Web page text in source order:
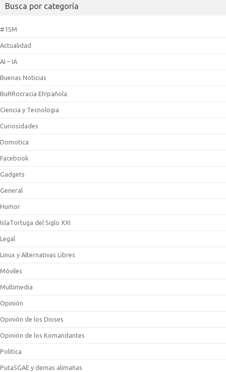
Busca por categoría
#15M
Actualidad
AI – IA
Buenas Noticias
BuRRocracia Eh!pañola
Ciencia y Tecnologia
Curiosidades
Domotica
Facebook
Gadgets
General
Humor
IslaTortuga del Siglo XXI
Legal
Linux y Alternativas Libres
Móviles
Multimedia
Opinión
Opinión de los Dioses
Opinión de los Komandantes
Politica
PutaSGAE y demas alimañas